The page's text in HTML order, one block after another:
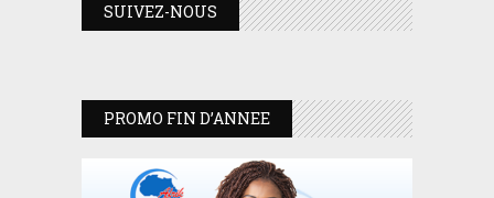
SUIVEZ-NOUS
PROMO FIN D’ANNEE